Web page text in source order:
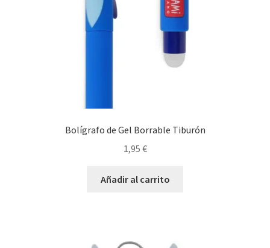
Bolígrafo de Gel Borrable Tiburón
1,95 €
Añadir al carrito